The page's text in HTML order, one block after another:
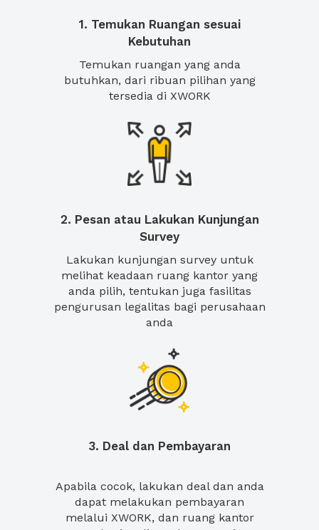
1. Temukan Ruangan sesuai
Kebutuhan
Temukan ruangan yang anda
butuhkan, dari ribuan pilihan yang
tersedia di XWORK
2. Pesan atau Lakukan Kunjungan
Survey
Lakukan kunjungan survey untuk
melihat keadaan ruang kantor yang
anda pilih, tentukan juga fasilitas
pengurusan legalitas bagi perusahaan
anda
3. Deal dan Pembayaran
Apabila cocok, lakukan deal dan anda
dapat melakukan pembayaran
melalui XWORK, dan ruang kantor